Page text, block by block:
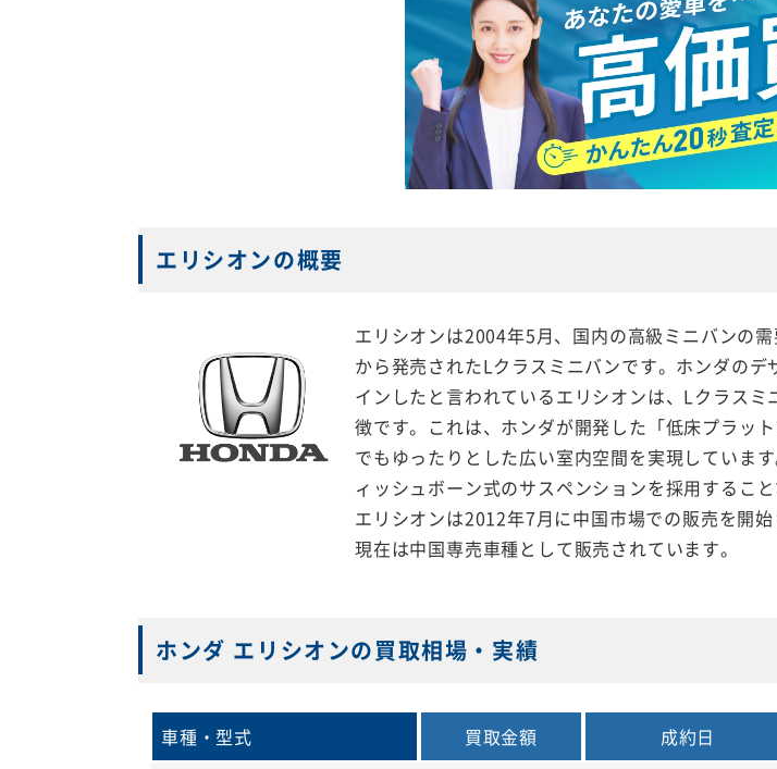
エリシオンの概要
エリシオンは2004年5月、国内の高級ミニバンの
から発売されたLクラスミニバンです。ホンダの
インしたと言われているエリシオンは、Lクラス
徴です。これは、ホンダが開発した「低床プラッ
でもゆったりとした広い室内空間を実現していま
ィッシュボーン式のサスペンションを採用するこ
エリシオンは2012年7月に中国市場での販売を開
現在は中国専売車種として販売されています。
ホンダ エリシオンの買取相場・実績
車種・型式 買取金額 成約日